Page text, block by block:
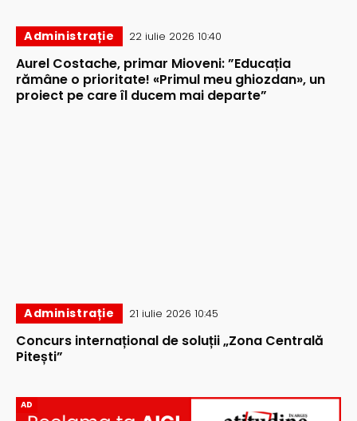
Administrație 22 iulie 2026 10:40
Aurel Costache, primar Mioveni: ”Educația
rămâne o prioritate! «Primul meu ghiozdan», un
proiect pe care îl ducem mai departe”
Administrație 21 iulie 2026 10:45
Concurs internațional de soluții „Zona Centrală
Pitești”
AD